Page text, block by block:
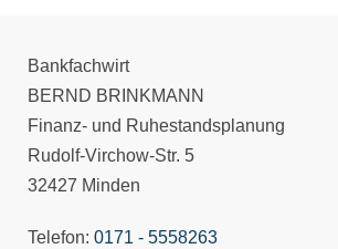
Bankfachwirt
BERND BRINKMANN
Finanz- und Ruhestandsplanung
Rudolf-Virchow-Str. 5
32427 Minden
Telefon: 0171 - 5558263